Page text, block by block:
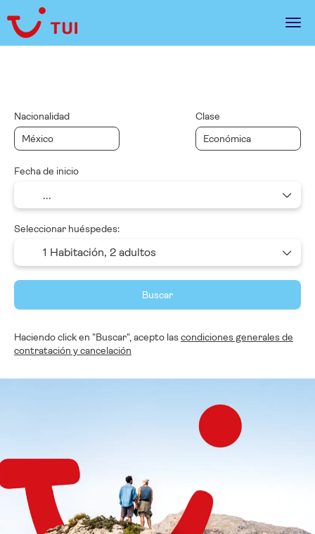
Nacionalidad Clase
Fecha de inicio
Seleccionar huéspedes:
1 Habitación, 2 adultos
Buscar
Haciendo click en "Buscar", acepto lascondiciones generales de
contratación y cancelación